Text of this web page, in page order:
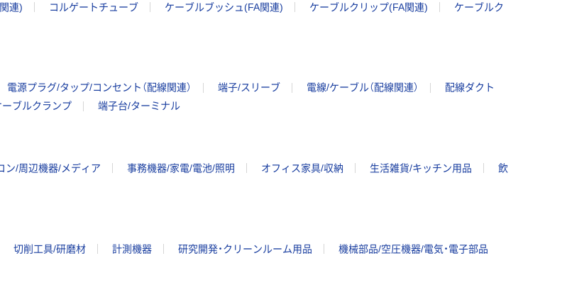
連) コルゲートチューブ ケーブルブッシュ(FA関連) ケーブルクリップ(FA関連)
ケーブルク
電源プラグ/タップ/コンセント（配線関連） 端子/スリーブ 電線/ケーブル（配線関連）
配線ダクト
ブルクランプ 端子台/ターミナル
ン/周辺機器/メディア 事務機器/家電/電池/照明 オフィス家具/収納 生活雑貨/キッチン用品
飲
切削工具/研磨材 計測機器 研究開発・クリーンルーム用品
機械部品/空圧機器/電気・電子部品